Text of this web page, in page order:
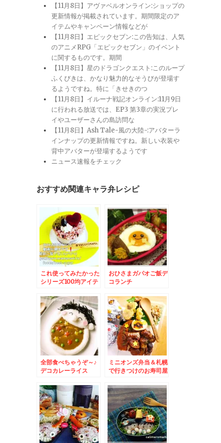
【11月8日】アヴァベルオンライン:ショップの
更新情報が掲載されています。期間限定のア
イテムやキャンペーン情報などが
【11月8日】エピックセブン:この告知は、人気
のアニメRPG「エピックセブン」のイベント
に関するものです。期間
【11月8日】星のドラゴンクエスト:このループ
ふくびきは、かなり魅力的なそうびが登場す
るようですね。特に「きせきのつ
【11月8日】イルーナ戦記オンライン:11月9日
に行われる放送では、EP3 第3章の実況プレ
イやユーザーさんの島訪問な
【11月8日】Ash Tale-風の大陸-:アバターラ
インナップの更新情報ですね。新しい衣装や
背中アバターが登場するようです
ニュース速報をチェック
おすすめ関連キャラ弁レシピ
これ使ってみたかった
シリーズ100均アイテ
飯店」さんの「含多
湯」「ガタタンラーメ
ン」が慈愛に満ちてい
る美味しさ！！
おひさまガパオご飯デ
コランチ
全部食べちゃうぞ～♪
デコカレーライス
ミニオンズ弁当＆札幌
で行きつけのお寿司屋
前寿司堪能(*´艸`*)蝦
夷前の素材を一仕事美
味♪